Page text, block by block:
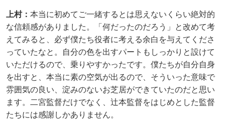
上村： 本当に初めてご一緒するとは思えないくらい絶対的
な信頼感がありました。「何だったのだろう」と改めて考
えてみると、必ず僕たち役者に考える余白を与えてくださ
っていたなと。自分の色を出すパートもしっかりと設けて
いただけるので、乗りやすかったです。僕たちが自分自身
を出すと、本当に素の空気が出るので、そういった意味で
雰囲気の良い、淀みのないお芝居ができていたのだと思い
ます。二宮監督だけでなく、辻󠄀本監督をはじめとした監督
たちには感謝しかありません。